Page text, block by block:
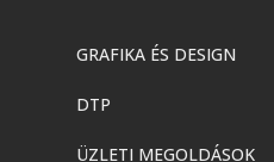
GRAFIKA ÉS DESIGN
DTP
ÜZLETI MEGOLDÁSOK